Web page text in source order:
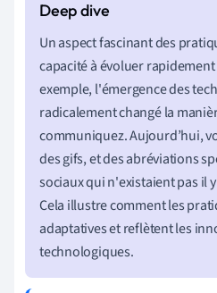
Un aspect fascinant des
capacité à évoluer rapidement
exemple, l'émergence des
radicalement changé la
communiquez. Aujourd’hui,
des gifs, et des abréviations
sociaux qui n'existaient pas il
Cela illustre comment les
adaptatives et reflètent les
technologiques.